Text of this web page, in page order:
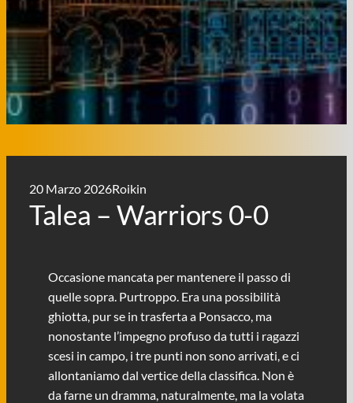
20 Marzo 2026Roikin
Talea – Warriors 0-0
Occasione mancata per mantenere il passo di
quelle sopra. Purtroppo. Era una possibilità
ghiotta, pur se in trasferta a Ponsacco, ma
nonostante l’impegno profuso da tutti i ragazzi
scesi in campo, i tre punti non sono arrivati, e ci
allontaniamo dal vertice della classifica. Non è
da farne un dramma, naturalmente, ma la volata